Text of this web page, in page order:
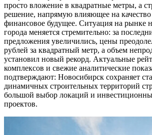
просто вложение в квадратные метры, а
решение, напрямую влияющее на
финансовое будущее. Ситуация на рынке
города меняется стремительно: за
предложения увеличились, цены
рублей за квадратный метр, а объем
установил новый рекорд. Актуальные
комплексов и свежие аналитические
подтверждают: Новосибирск сохраняет
динамичных строительных территорий
большой выбор локаций и
проектов.